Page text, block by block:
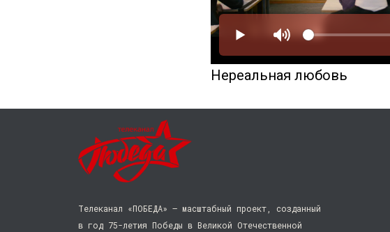
Нереальная любовь
Телеканал «ПОБЕДА» — масштабный проект, созданный
в год 75-летия Победы в Великой Отечественной